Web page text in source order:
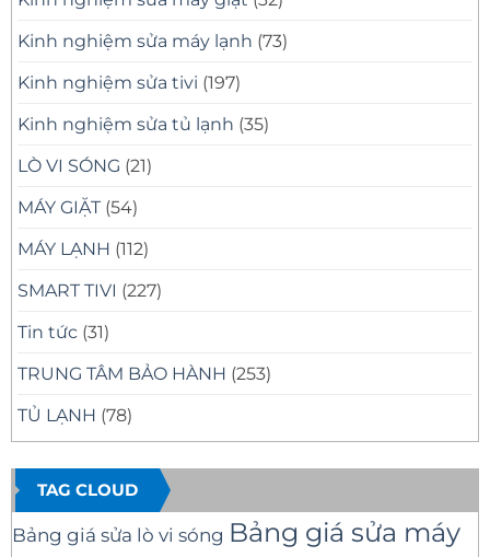
Kinh nghiệm sửa máy lạnh (73)
Kinh nghiệm sửa tivi (197)
Kinh nghiệm sửa tủ lạnh (35)
LÒ VI SÓNG (21)
MÁY GIẶT (54)
MÁY LẠNH (112)
SMART TIVI (227)
Tin tức (31)
TRUNG TÂM BẢO HÀNH (253)
TỦ LẠNH (78)
TAG CLOUD
Bảng giá sửa lò vi sóng Bảng giá sửa máy